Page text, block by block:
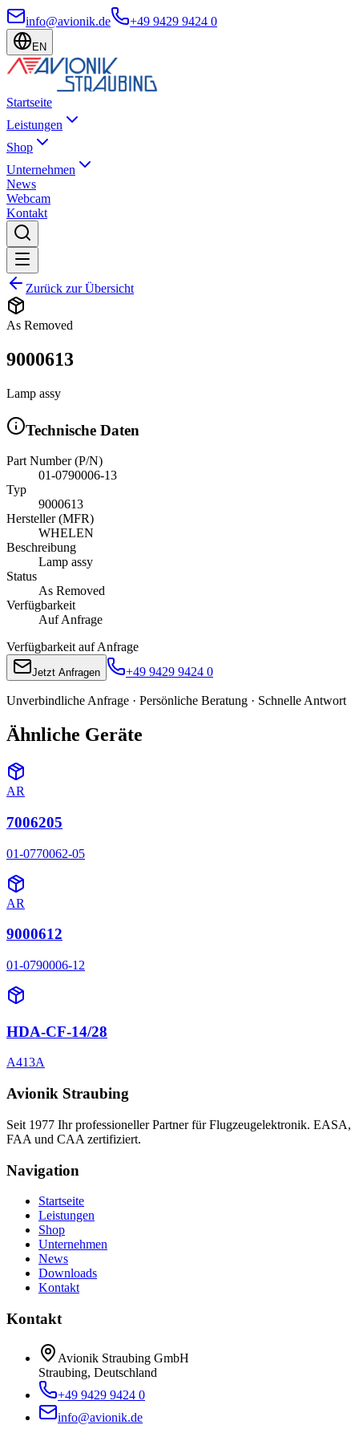
info@avionik.de +49 9429 9424 0
EN
Startseite
Leistungen
Shop
Unternehmen
News
Webcam
Kontakt
Zurück zur Übersicht
As Removed
9000613
Lamp assy
Technische Daten
Part Number (P/N)
01-0790006-13
Typ
9000613
Hersteller (MFR)
WHELEN
Beschreibung
Lamp assy
Status
As Removed
Verfügbarkeit
Auf Anfrage
Verfügbarkeit auf Anfrage
Jetzt Anfragen +49 9429 9424 0
Unverbindliche Anfrage · Persönliche Beratung · Schnelle Antwort
Ähnliche Geräte
AR
7006205
01-0770062-05
AR
9000612
01-0790006-12
HDA-CF-14/28
A413A
Avionik Straubing
Seit 1977 Ihr professioneller Partner für Flugzeugelektronik. EASA,
FAA und CAA zertifiziert.
Navigation
Startseite
Leistungen
Shop
Unternehmen
News
Downloads
Kontakt
Kontakt
Avionik Straubing GmbH
Straubing, Deutschland
+49 9429 9424 0
info@avionik.de